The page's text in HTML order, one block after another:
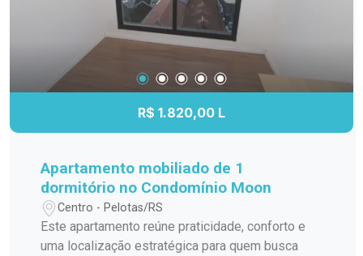
de conservação É entrar e morar! Entre em
contato para mais informações e agende sua
visita. Venha conhecer seu novo lar no Serena
Residence!
R$ 1.820,00 L
Apartamento mobiliado de 1
dormitório no Condomínio Moon
Centro - Pelotas/RS
Este apartamento reúne praticidade, conforto e
uma localização estratégica para quem busca